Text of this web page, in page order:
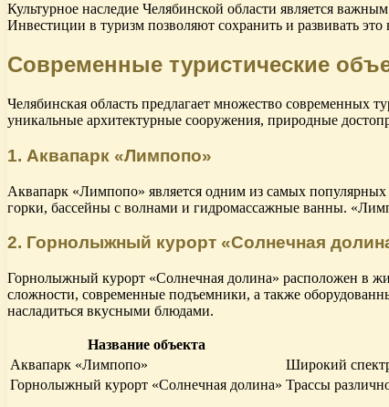
Культурное наследие Челябинской области является
Инвестиции в туризм позволяют сохранить и развивать
Современные туристические
Челябинская область предлагает множество современных
уникальные архитектурные сооружения, природные
1. Аквапарк «Лимпопо»
Аквапарк «Лимпопо» является одним из самых популярных
горки, бассейны с волнами и гидромассажные ванны.
2. Горнолыжный курорт «Солнечная
Горнолыжный курорт «Солнечная долина» расположен в
сложности, современные подъемники, а также
насладиться вкусными блюдами.
Название объекта
Аквапарк «Лимпопо»
Широкий
Горнолыжный курорт «Солнечная долина» Трассы